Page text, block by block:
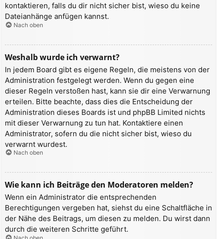
kontaktieren, falls du dir nicht sicher bist, wieso du keine
Dateianhänge anfügen kannst.
Nach oben
Weshalb wurde ich verwarnt?
In jedem Board gibt es eigene Regeln, die meistens von der
Administration festgelegt werden. Wenn du gegen eine
dieser Regeln verstoßen hast, kann sie dir eine Verwarnung
erteilen. Bitte beachte, dass dies die Entscheidung der
Administration dieses Boards ist und phpBB Limited nichts
mit dieser Verwarnung zu tun hat. Kontaktiere einen
Administrator, sofern du die nicht sicher bist, wieso du
verwarnt wurdest.
Nach oben
Wie kann ich Beiträge den Moderatoren melden?
Wenn ein Administrator die entsprechenden
Berechtigungen vergeben hat, siehst du eine Schaltfläche in
der Nähe des Beitrags, um diesen zu melden. Du wirst dann
durch die weiteren Schritte geführt.